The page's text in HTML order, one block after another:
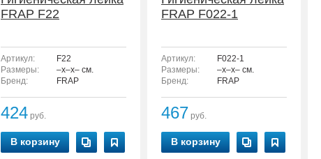
FRAP F22
Артикул:
F22
Размеры:
–x–x– см.
Бренд:
FRAP
424 руб.
В корзину
FRAP F022-1
Артикул:
F022-1
Размеры:
–x–x– см.
Бренд:
FRAP
467 руб.
В корзину